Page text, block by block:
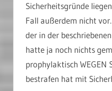
Sicherheitsgründe
Fall außerdem nicht
der in der
hatte ja noch nichts
prophylaktisch WEGEN
bestrafen hat mit